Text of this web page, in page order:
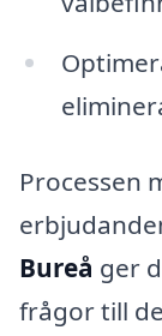
Processen
Bureå ger
frågor till